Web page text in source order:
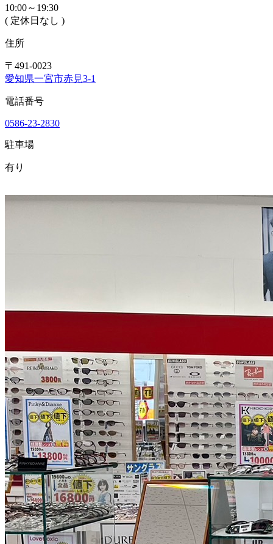
10:00～19:30
( 定休日なし )
住所
〒491-0023
愛知県一宮市赤見3-1
電話番号
0586-23-2830
駐車場
有り